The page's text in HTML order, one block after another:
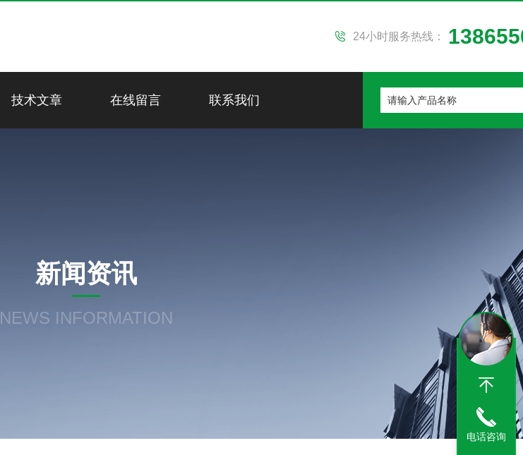
24小时服务热线：
技术文章 在线留言 联系我们
新闻资讯
NEWS INFORMATION
电话咨询